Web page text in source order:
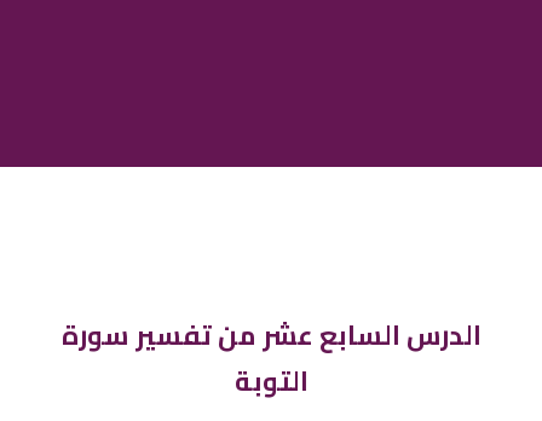
الدرس السابع عشر من تفسير سورة
التوبة